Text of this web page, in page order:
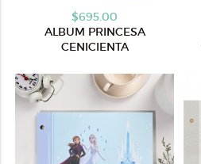
$695.00
ALBUM PRINCESA
CENICIENTA